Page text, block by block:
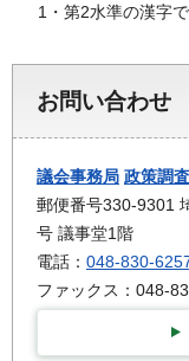
1・第2水準の漢字
お問い合わせ
議会事務局 政策調
郵便番号330-9301
号 議事堂1階
電話： 048-830-
ファックス：048-